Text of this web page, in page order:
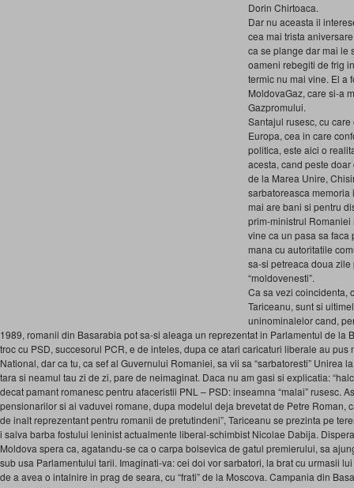
Dorin Chirtoaca.
Dar nu aceasta il
cea mai trista
ca se plange dar mai le
oameni rebegiti de frig
termic nu mai vine. El a
MoldovaGaz, care si-a
Gazpromului.
Santajul rusesc, cu
Europa, cea in care
politica, este aici o
acesta, cand peste
de la Marea Unire,
sarbatoreasca
mai are bani si pentru
prim-ministrul
vine ca un pasa sa faca
mana cu autoritatile
sa-si petreaca doua
“moldovenesti”.
Ca sa vezi coincidenta,
Tariceanu, sunt si
uninominalelor cand,
1989, romanii din Basarabia pot sa-si aleaga un reprezentat in Parlamentul de la
troc cu PSD, succesorul PCR, e de inteles, dupa ce atari caricaturi liberale au pus
National, dar ca tu, ca sef al Guvernului Romaniei, sa vii sa “sarbatoresti” Unirea
tara si neamul tau zi de zi, pare de neimaginat. Daca nu am gasi si explicatia:
decat pamant romanesc pentru afaceristii PNL – PSD: inseamna “malai” rusesc.
pensionarilor si ai vaduvei romane, dupa mo­delul deja brevetat de Petre Roman,
de inalt reprezentant pentru romanii de pretutindeni”, Tariceanu se prezinta pe
i salva barba fostului leninist actualmente liberal-schimbist Nicolae Dabija.
Moldova spera ca, agatandu-se ca o carpa bolsevica de gatul premierului, sa
sub usa Parlamentu­lui tarii. Imaginati-va: cei doi vor sarbatori, la brat cu urmasii
de a avea o intalnire in prag de seara, cu “frati” de la Moscova. Campania din